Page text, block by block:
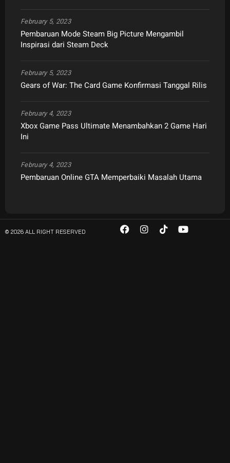
Pembaruan Mode Steam Big Picture Mengambil
Inspirasi dari Steam Deck
February 5, 2023
Gears of War: The Card Game Konfirmasi Tanggal Rilis
February 5, 2023
Xbox Game Pass Ultimate Menambahkan 2 Game Hari
Ini
February 4, 2023
Pembaruan Online GTA Memperbaiki Masalah Utama
February 4, 2023
© 2026 ALL RIGHT RESERVED